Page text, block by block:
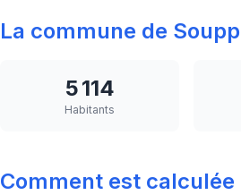
La commune de
5 114
Habitants
Comment est